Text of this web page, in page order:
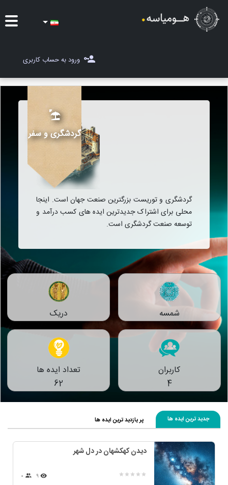
مسابقات
ورود به حساب کاربری
گردشگری و سفر
گردشگری و توریست بزرگترین صنعت جهان است. اینجا
محلی برای اشتراک جدیدترین ایده های کسب درآمد و
توسعه صنعت گردشگری است.
شمسه دریک
کاربران
4
تعداد ایده ها
62
جدید ترین ایده ها پر یازدید ترین ایده ها
دیدن کهکشهان در دل شهر
9